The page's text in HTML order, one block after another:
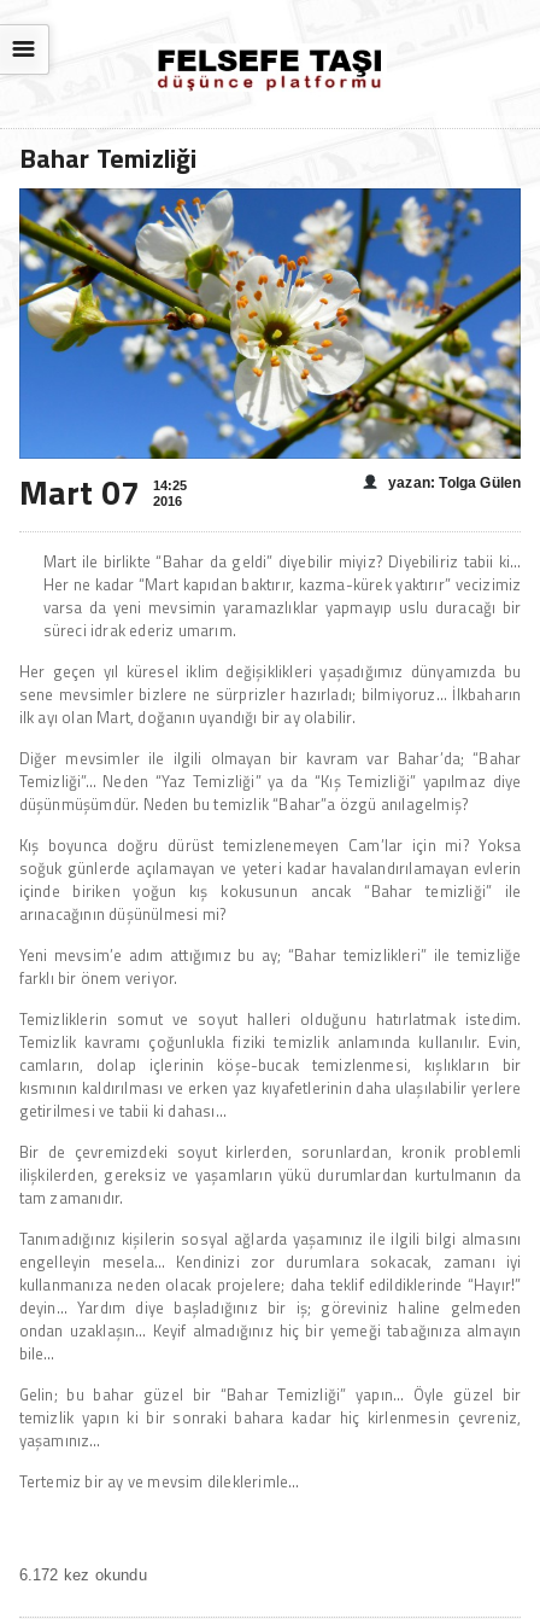
☰
Bahar Temizliği
Mart 07
14:25
2016
yazan: Tolga Gülen
Mart ile birlikte “Bahar da geldi” diyebilir miyiz? Diyebiliriz tabii ki…
Her ne kadar “Mart kapıdan baktırır, kazma-kürek yaktırır” vecizimiz
varsa da yeni mevsimin yaramazlıklar yapmayıp uslu duracağı bir
süreci idrak ederiz umarım.
Her geçen yıl küresel iklim değişiklikleri yaşadığımız dünyamızda bu
sene mevsimler bizlere ne sürprizler hazırladı; bilmiyoruz… İlkbaharın
ilk ayı olan Mart, doğanın uyandığı bir ay olabilir.
Diğer mevsimler ile ilgili olmayan bir kavram var Bahar’da; “Bahar
Temizliği”… Neden “Yaz Temizliği” ya da “Kış Temizliği” yapılmaz diye
düşünmüşümdür. Neden bu temizlik “Bahar”a özgü anılagelmiş?
Kış boyunca doğru dürüst temizlenemeyen Cam’lar için mi? Yoksa
soğuk günlerde açılamayan ve yeteri kadar havalandırılamayan evlerin
içinde biriken yoğun kış kokusunun ancak “Bahar temizliği” ile
arınacağının düşünülmesi mi?
Yeni mevsim’e adım attığımız bu ay; “Bahar temizlikleri” ile temizliğe
farklı bir önem veriyor.
Temizliklerin somut ve soyut halleri olduğunu hatırlatmak istedim.
Temizlik kavramı çoğunlukla fiziki temizlik anlamında kullanılır. Evin,
camların, dolap içlerinin köşe-bucak temizlenmesi, kışlıkların bir
kısmının kaldırılması ve erken yaz kıyafetlerinin daha ulaşılabilir yerlere
getirilmesi ve tabii ki dahası…
Bir de çevremizdeki soyut kirlerden, sorunlardan, kronik problemli
ilişkilerden, gereksiz ve yaşamların yükü durumlardan kurtulmanın da
tam zamanıdır.
Tanımadığınız kişilerin sosyal ağlarda yaşamınız ile ilgili bilgi almasını
engelleyin mesela… Kendinizi zor durumlara sokacak, zamanı iyi
kullanmanıza neden olacak projelere; daha teklif edildiklerinde “Hayır!”
deyin… Yardım diye başladığınız bir iş; göreviniz haline gelmeden
ondan uzaklaşın… Keyif almadığınız hiç bir yemeği tabağınıza almayın
bile…
Gelin; bu bahar güzel bir “Bahar Temizliği” yapın… Öyle güzel bir
temizlik yapın ki bir sonraki bahara kadar hiç kirlenmesin çevreniz,
yaşamınız…
Tertemiz bir ay ve mevsim dileklerimle…
6.172 kez okundu